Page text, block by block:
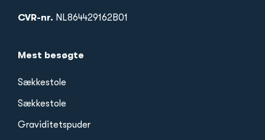
CVR-nr. NL864429162B01
Mest besøgte
Sækkestole
Sækkestole
Graviditetspuder